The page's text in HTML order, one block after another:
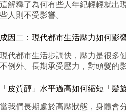
這解釋了為何有些人年紀輕輕就出
些人則不受影響。
成因二：現代都市生活壓力如何影
現代都市生活步調快，壓力是很多
不例外。長期承受壓力，對頭髮的
「皮質醇」水平過高如何縮短「髮
當我們長期處於高壓狀態，身體會